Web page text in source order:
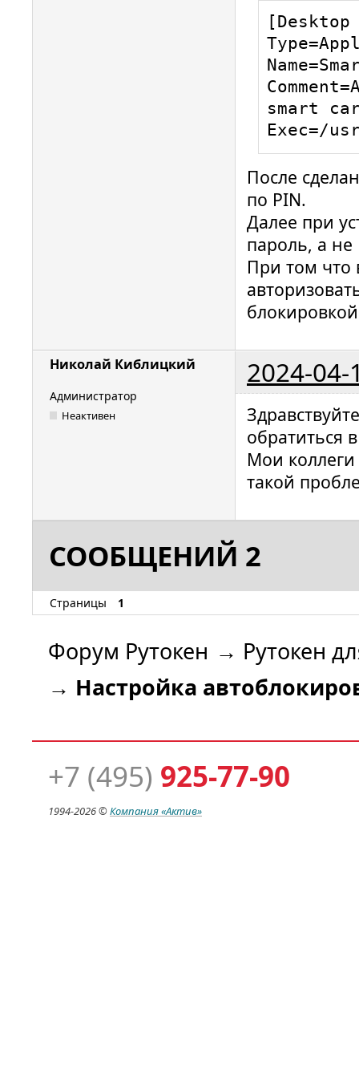
    # Карта вставлена:
    event card_insert {
        # Оставляем значения по умолчанию
(ничего
        on_error = ignore ;
        action = "/bin/false";
    }
    # Карта извлечена
    event card_remove {
        on_error = ignore;
        # Вызываем функцию блокировки
экрана
        action = "mate-screensaver-command
--lock";
    }
    # Карта долгое время извлечена
    event expire_time {
        # Оставляем значения по умолчанию
        on_error = ignore;
    }
smart
Exec=/
После
по PIN.
Далее при
пароль, а не
При том что
Николай Киблицкий 2024-04-
Администратор
Неактивен
обратиться
Мои коллеги
такой
СООБЩЕНИЙ 2
Страницы 1
Форум Рутокен → Рутокен
→ Настройка
+7 (495) 925-77-90
1994-2026 ©Компания«Актив»